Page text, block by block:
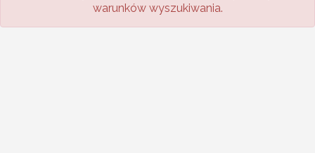
warunków wyszukiwania.